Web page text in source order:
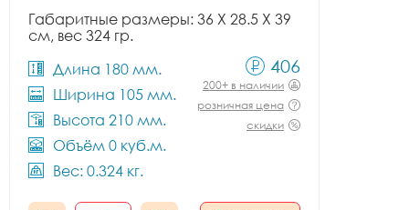
Габаритные размеры: 36 X 28.5 X 39
см, вес 324 гр.
Длина 180 мм.
Ширина 105 мм.
Высота 210 мм.
Объём 0 куб.м.
Вес: 0.324 кг.
406
200+ в наличии
розничная цена
скидки